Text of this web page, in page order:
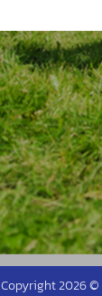
Copyright 2026 ©